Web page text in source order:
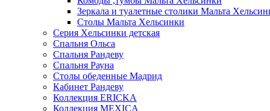
Зеркала и туалетные столики Мальта
Столы Мальта Хельсинки
Серия Хельсинки детская
Спальня Ольса
Спальня Рандеву
Спальня Рауна
Столы обеденные Мадрид
Кабинет Рандеву
Коллекция ERICKA
Коллекция MEXICA